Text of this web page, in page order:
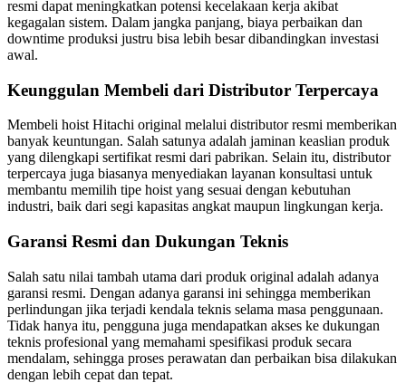
resmi dapat meningkatkan potensi kecelakaan kerja akibat
kegagalan sistem. Dalam jangka panjang, biaya perbaikan dan
downtime produksi justru bisa lebih besar dibandingkan investasi
awal.
Keunggulan Membeli dari Distributor Terpercaya
Membeli hoist Hitachi original melalui distributor resmi memberikan
banyak keuntungan. Salah satunya adalah jaminan keaslian produk
yang dilengkapi sertifikat resmi dari pabrikan. Selain itu, distributor
terpercaya juga biasanya menyediakan layanan konsultasi untuk
membantu memilih tipe hoist yang sesuai dengan kebutuhan
industri, baik dari segi kapasitas angkat maupun lingkungan kerja.
Garansi Resmi dan Dukungan Teknis
Salah satu nilai tambah utama dari produk original adalah adanya
garansi resmi. Dengan adanya garansi ini sehingga memberikan
perlindungan jika terjadi kendala teknis selama masa penggunaan.
Tidak hanya itu, pengguna juga mendapatkan akses ke dukungan
teknis profesional yang memahami spesifikasi produk secara
mendalam, sehingga proses perawatan dan perbaikan bisa dilakukan
dengan lebih cepat dan tepat.